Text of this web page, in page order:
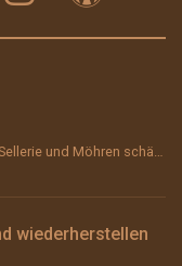
wiederherstellen